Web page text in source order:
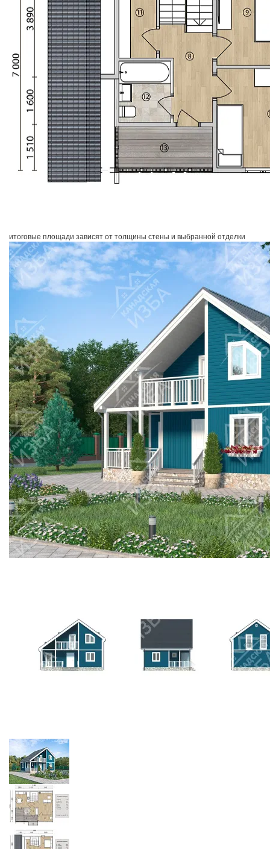
итоговые площади зависят от толщины стены и выбранной отделки